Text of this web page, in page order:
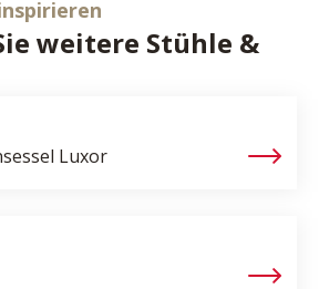
weitere Stühle &
Luxor